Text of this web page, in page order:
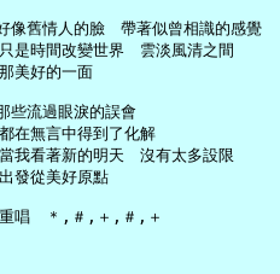
像舊情人的臉　帶著似曾相識的感覺
是時間改變世界　雲淡風清之間
美好的一面
些流過眼淚的誤會
在無言中得到了化解
我看著新的明天　沒有太多設限
發從美好原點